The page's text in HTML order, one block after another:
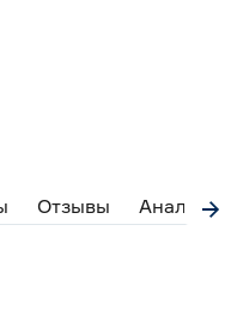
Отзывы Аналоги